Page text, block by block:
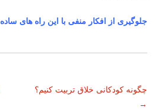
جلوگیری از افکار منفی با این راه های ساده
ناوبری
چگونه کودکانی خلاق تربیت کنیم؟
→